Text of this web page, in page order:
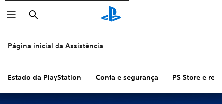
Pesquisar
Página inicial da Assistência
Estado da PlayStation Conta e segurança PS Store e